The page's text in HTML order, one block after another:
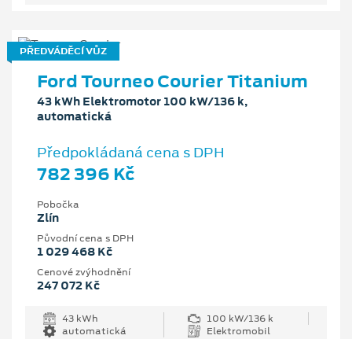
PŘEDVÁDĚCÍ VŮZ
Ford Tourneo Courier Titanium
43 kWh Elektromotor 100 kW/136 k,
automatická
Předpokládaná cena s DPH
782 396 Kč
Pobočka
Zlín
Původní cena s DPH
1 029 468 Kč
Cenové zvýhodnění
247 072 Kč
43 kWh
100 kW/136 k
automatická
Elektromobil